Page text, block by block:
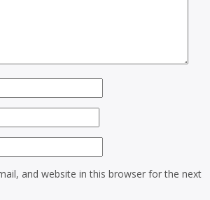
and website in this browser for the next